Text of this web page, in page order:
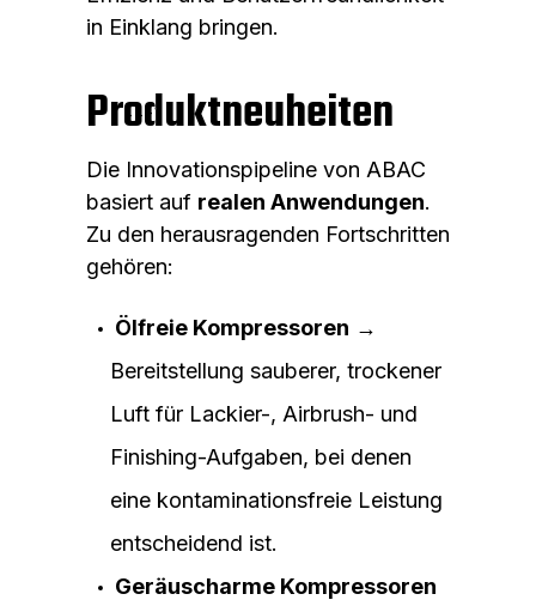
in Einklang bringen.
Produktneuheiten
Die Innovationspipeline von ABAC
basiert auf realen Anwendungen.
Zu den herausragenden Fortschritten
gehören:
Ölfreie Kompressoren →
Bereitstellung sauberer, trockener
Luft für Lackier-, Airbrush- und
Finishing-Aufgaben, bei denen
eine kontaminationsfreie Leistung
entscheidend ist.
Geräuscharme Kompressoren